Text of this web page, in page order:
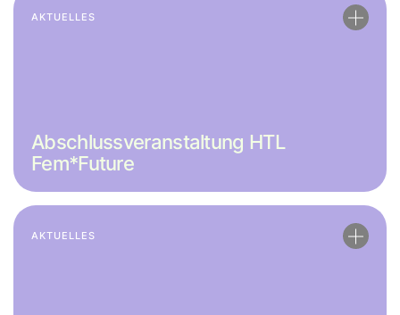
AKTUELLES
Abschlussveranstaltung HTL
Fem*Future
AKTUELLES